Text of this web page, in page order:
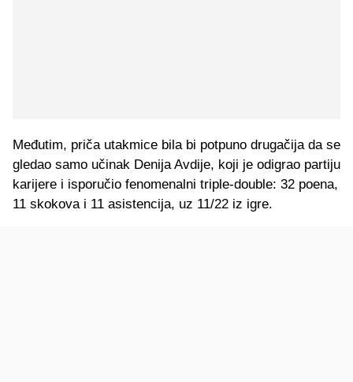
Međutim, priča utakmice bila bi potpuno drugačija da se
gledao samo učinak Denija Avdije, koji je odigrao partiju
karijere i isporučio fenomenalni triple-double: 32 poena,
11 skokova i 11 asistencija, uz 11/22 iz igre.